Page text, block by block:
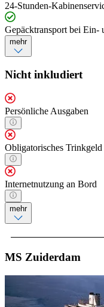
24-Stunden-
Gepäcktransport bei Ein-
mehr
Nicht inkludiert
Persönliche Ausgaben
Obligatorisches
Internetnutzung an Bord
mehr
MS Zuiderdam